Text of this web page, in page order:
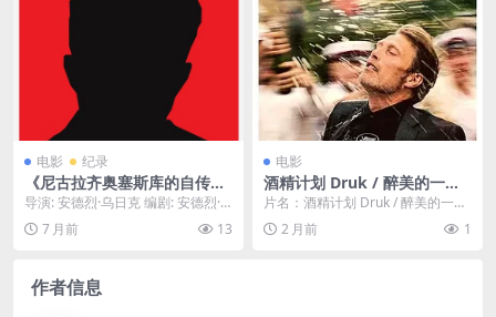
电影 纪录
《尼古拉齐奥塞斯库的自传》
全集下载-2010-热门资源直达
整理 – 纪录片 – [RO][夸克]
导演: 安德烈·乌日克 编剧: 安德烈·
乌日克 又名: 尼可拉赛欧雪斯古的
传记 ...
7 月前 13
电影
酒精计划 Druk / 醉美的一课
(港) / 醉好的时光(台) / 酩酊烂
醉 / 另一回合 / The Alcohol
Project / Another Round /
片名：酒精计划 Druk / 醉美的一课
(港) / 醉好的时光(台) / 酩酊烂...
2 月前 1
作者信息